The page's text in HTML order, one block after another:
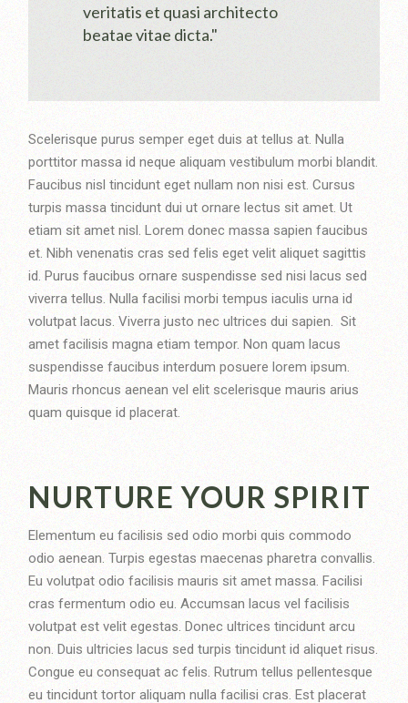
veritatis et quasi architecto
beatae vitae dicta."
Scelerisque purus semper eget duis at tellus at. Nulla
porttitor massa id neque aliquam vestibulum morbi blandit.
Faucibus nisl tincidunt eget nullam non nisi est. Cursus
turpis massa tincidunt dui ut ornare lectus sit amet. Ut
etiam sit amet nisl. Lorem donec massa sapien faucibus
et. Nibh venenatis cras sed felis eget velit aliquet sagittis
id. Purus faucibus ornare suspendisse sed nisi lacus sed
viverra tellus. Nulla facilisi morbi tempus iaculis urna id
volutpat lacus. Viverra justo nec ultrices dui sapien. Sit
amet facilisis magna etiam tempor. Non quam lacus
suspendisse faucibus interdum posuere lorem ipsum.
Mauris rhoncus aenean vel elit scelerisque mauris arius
quam quisque id placerat.
NURTURE YOUR SPIRIT
Elementum eu facilisis sed odio morbi quis commodo
odio aenean. Turpis egestas maecenas pharetra convallis.
Eu volutpat odio facilisis mauris sit amet massa. Facilisi
cras fermentum odio eu. Accumsan lacus vel facilisis
volutpat est velit egestas. Donec ultrices tincidunt arcu
non. Duis ultricies lacus sed turpis tincidunt id aliquet risus.
Congue eu consequat ac felis. Rutrum tellus pellentesque
eu tincidunt tortor aliquam nulla facilisi cras. Est placerat